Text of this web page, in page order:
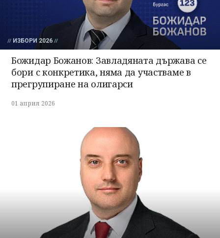
ИЗБОРИ 2026
Божидар Божанов: Завладяната държава се
бори с конкретика, няма да участваме в
прегрупиране на олигарси
01 април 2026